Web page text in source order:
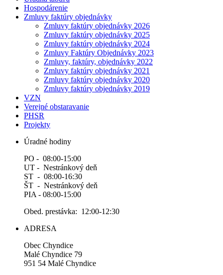
Hospodárenie
Zmluvy faktúry objednávky
Zmluvy faktúry objednávky 2026
Zmluvy faktúry objednávky 2025
Zmluvy faktúry objednávky 2024
Zmluvy Faktúry Objednávky 2023
Zmluvy, faktúry, objednávky 2022
Zmluvy faktúry objednávky 2021
Zmluvy faktúry objednávky 2020
Zmluvy faktúry objednávky 2019
VZN
Verejné obstaravanie
PHSR
Projekty
Úradné hodiny
PO - 08:00-15:00
UT - Nestránkový deň
ST - 08:00-16:30
ŠT - Nestránkový deň
PIA - 08:00-15:00
Obed. prestávka: 12:00-12:30
ADRESA
Obec Chyndice
Malé Chyndice 79
951 54 Malé Chyndice